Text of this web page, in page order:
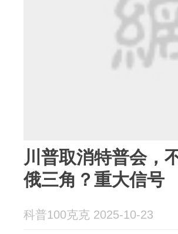
川普取消特普会，
俄三角？重大信号
科普100克克 2025-10-23